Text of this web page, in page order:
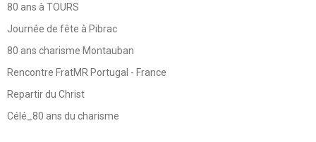
80 ans à TOURS
Journée de fête à Pibrac
80 ans charisme Montauban
Rencontre FratMR Portugal - France
Repartir du Christ
Célé_80 ans du charisme